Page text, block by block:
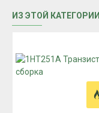
ИЗ ЭТОЙ КАТЕГОРИИ